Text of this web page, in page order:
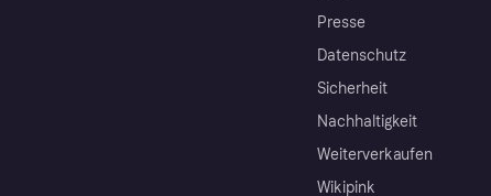
Presse
Datenschutz
Sicherheit
Nachhaltigkeit
Weiterverkaufen
Wikipink